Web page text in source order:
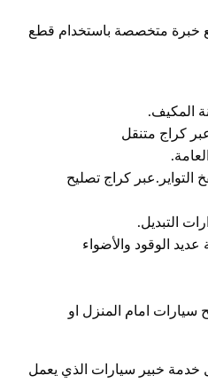
خبرة متخصصة باستخدام قطع
المكيف.
كراج متنقل
التواير.عبر كراج تصليح
التبديل.
عديد الوقود والأضواء
سيارات امام المنزل او
خدمة خبير سيارات الذي يعمل